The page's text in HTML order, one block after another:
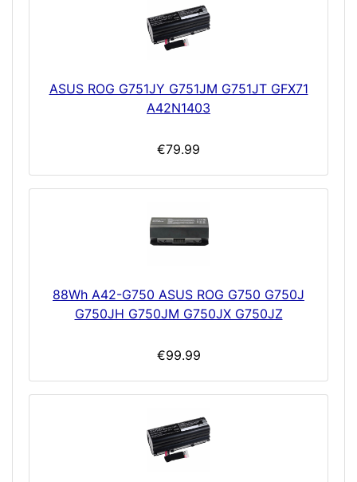
ASUS ROG G751JY G751JM G751JT GFX71
A42N1403
€79.99
88Wh A42-G750 ASUS ROG G750 G750J
G750JH G750JM G750JX G750JZ
€99.99